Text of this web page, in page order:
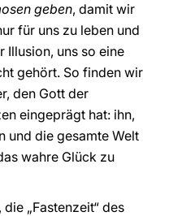
geben, damit wir
für uns zu leben und
Illusion, uns so eine
gehört. So finden wir
den Gott der
eingeprägt hat: ihn,
und die gesamte Welt
wahre Glück zu
„Fastenzeit“ des